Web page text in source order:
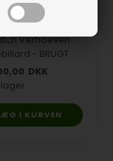
Verhoeven
- BRUGT
DKK
lager